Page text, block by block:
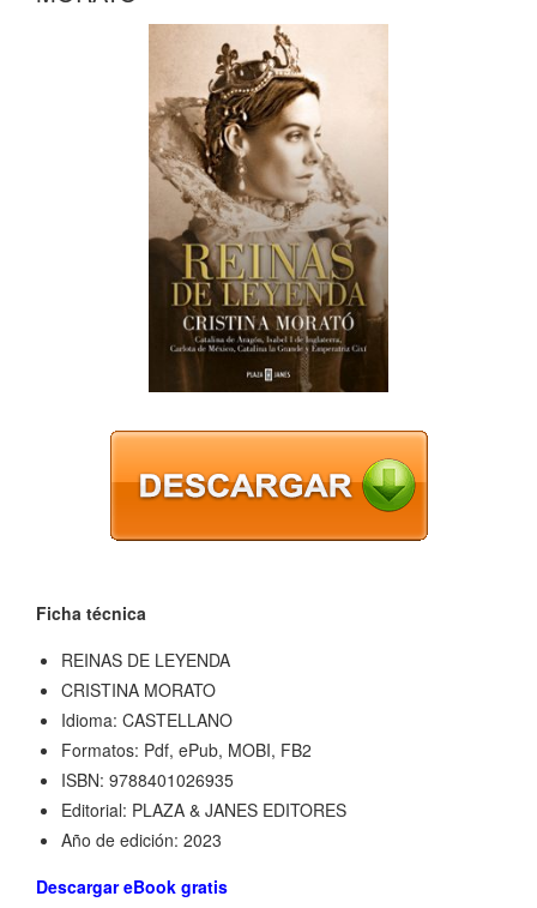
Ficha técnica
REINAS DE LEYENDA
CRISTINA MORATO
Idioma: CASTELLANO
Formatos: Pdf, ePub, MOBI, FB2
ISBN: 9788401026935
Editorial: PLAZA & JANES EDITORES
Año de edición: 2023
Descargar eBook gratis